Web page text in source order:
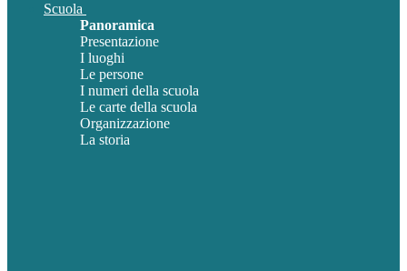
Scuola
Panoramica
Presentazione
I luoghi
Le persone
I numeri della scuola
Le carte della scuola
Organizzazione
La storia